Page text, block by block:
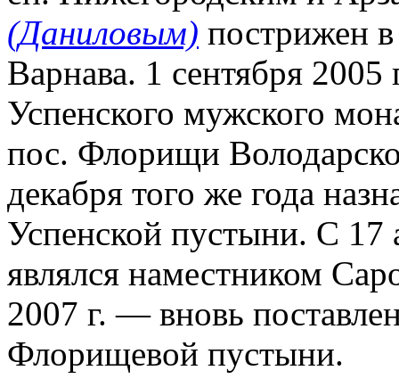
(Даниловым) пострижен
Варнава. 1 сентября 2005
Успенского мужского
пос. Флорищи
декабря того же года
Успенской пустыни. С 17
являлся наместником
2007 г. — вновь
Флорищевой пустыни.